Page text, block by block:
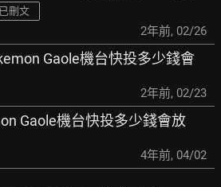
已刪文
2年前, 02/26
Gaole機台快投多少錢會
2年前, 02/23
Gaole機台快投多少錢會放
4年前, 04/02